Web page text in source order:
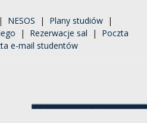
NESOS | Plany studiów |
| Rezerwacje sal | Poczta
e-mail studentów